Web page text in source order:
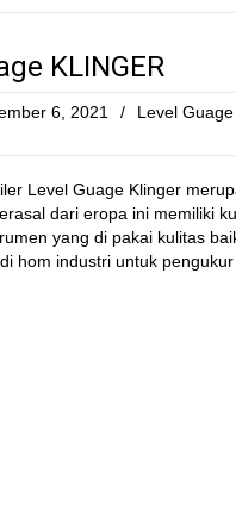
KLINGER
6, 2021 /
Level Guage
Level Guage Klinger
dari eropa ini memiliki
yang di pakai kulitas
hom industri untuk